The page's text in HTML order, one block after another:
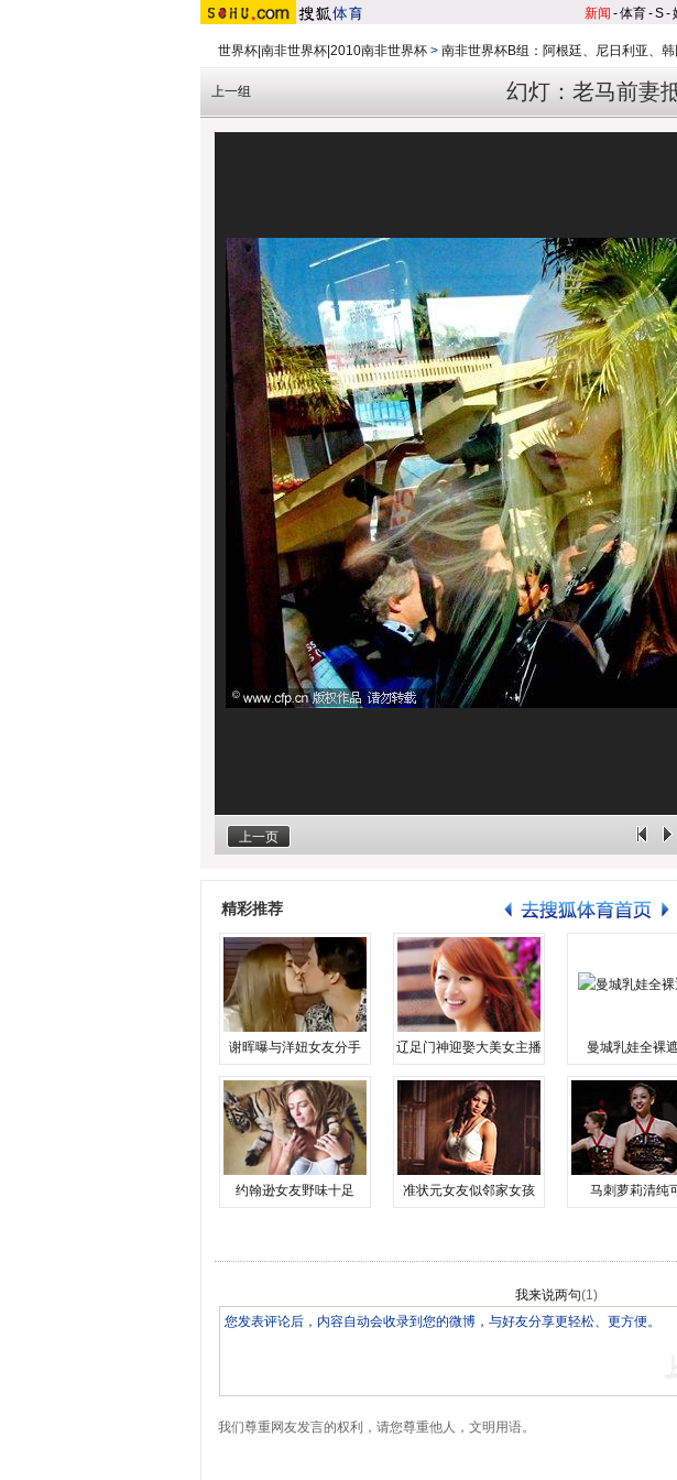
新闻 -体育-S-
世界杯|南非世界杯|2010南非世界杯 > 南非世界杯B组：阿根廷、尼日利亚、
幻灯：老马前妻
上一组
上一页
精彩推荐
谢晖曝与洋妞女友分手 辽足门神迎娶大美女主播 曼城乳娃全裸
约翰逊女友野味十足 准状元女友似邻家女孩 马刺萝莉清纯
我来说两句(1)
我们尊重网友发言的权利，请您尊重他人，文明用语。